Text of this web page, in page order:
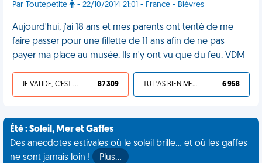
Par Toutepetite - 22/10/2014 21:01 - France - Bièvres
Aujourd'hui, j'ai 18 ans et mes parents ont tenté de me
faire passer pour une fillette de 11 ans afin de ne pas
payer ma place au musée. Ils n'y ont vu que du feu. VDM
JE VALIDE, C'EST UNE VDM 87 309 TU L'AS BIEN MÉRITÉ 6 958
Été : Soleil, Mer et Gaffes
Des anecdotes estivales où le soleil brille... et où les gaffes
ne sont jamais loin !
Plus…